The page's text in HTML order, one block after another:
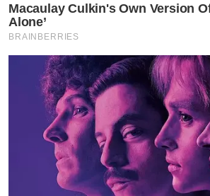
Macaulay Culkin's Own Version
Alone’
BRAINBERRIES